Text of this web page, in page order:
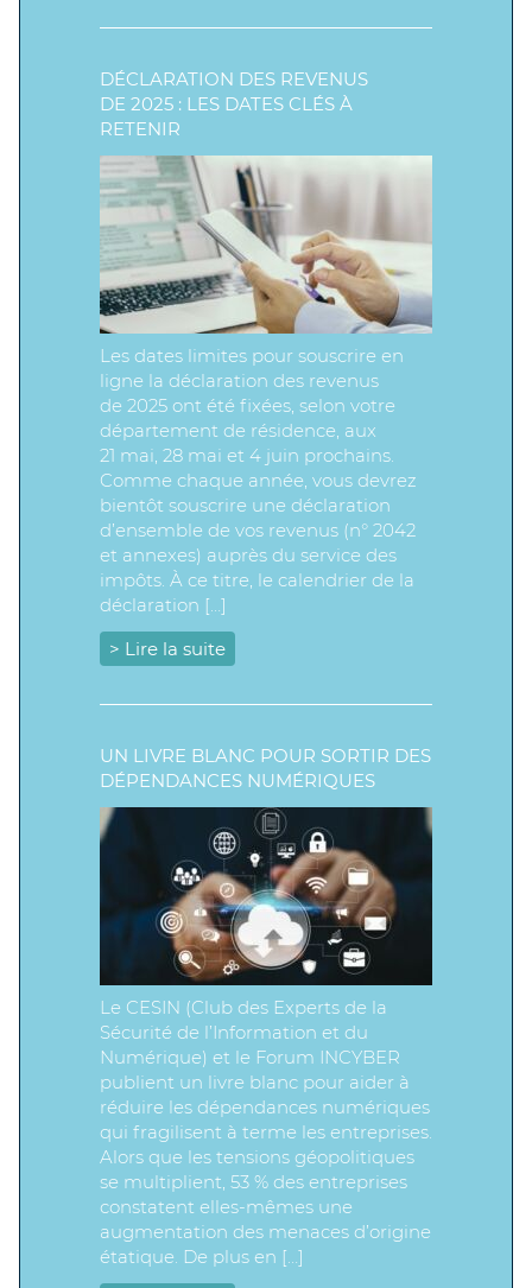
DÉCLARATION DES REVENUS
DE 2025 : LES DATES CLÉS À
RETENIR
Les dates limites pour souscrire en
ligne la déclaration des revenus
de 2025 ont été fixées, selon votre
département de résidence, aux
21 mai, 28 mai et 4 juin prochains.
Comme chaque année, vous devrez
bientôt souscrire une déclaration
d’ensemble de vos revenus (n° 2042
et annexes) auprès du service des
impôts. À ce titre, le calendrier de la
déclaration […]
> Lire la suite
UN LIVRE BLANC POUR SORTIR DES
DÉPENDANCES NUMÉRIQUES
Le CESIN (Club des Experts de la
Sécurité de l’Information et du
Numérique) et le Forum INCYBER
publient un livre blanc pour aider à
réduire les dépendances numériques
qui fragilisent à terme les entreprises.
Alors que les tensions géopolitiques
se multiplient, 53 % des entreprises
constatent elles-mêmes une
augmentation des menaces d’origine
étatique. De plus en […]